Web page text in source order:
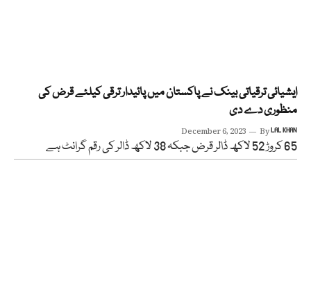
ایشیائی ترقیاتی بینک نے پاکستان میں پائیدار ترقی کیلئے قرض کی
منظوری دے دی
December 6, 2023 ByLAL KHAN
65 کروڑ 52 لاکھ ڈالر قرض جبکہ 38 لاکھ ڈالر کی رقم گرانٹ ہے